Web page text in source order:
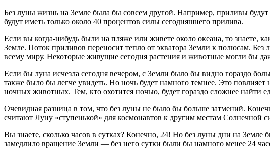
Без луны жизнь на Земле была бы совсем другой. Например, приливы
будут иметь только около 40 процентов силы сегодняшнего прилива.
Если вы когда-нибудь были на пляже или живете около океана, то
Земле. Поток приливов переносит тепло от экватора Земли к полюсам.
всему миру. Некоторые живущие сегодня растения и животные могли бы
Если бы луна исчезла сегодня вечером, с Земли было бы видно гораздо
также было бы легче увидеть. Но ночь будет намного темнее. Это
ночных животных. Тем, кто охотится ночью, будет гораздо сложнее найти
Очевидная разница в том, что без луны не было бы больше затмений.
считают Луну «ступенькой» для космонавтов к другим местам Солнечной
Вы знаете, сколько часов в сутках? Конечно, 24! Но без луны дни на
замедлило вращение Земли — без него сутки были бы намного менее 24